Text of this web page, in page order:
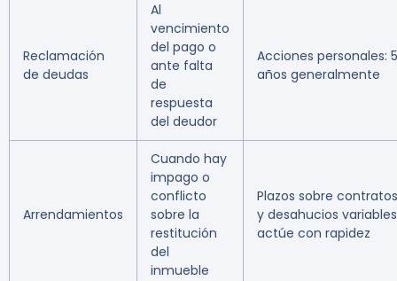
Reclamación
de deudas
Al
vencimiento
del pago o
ante falta
de
respuesta
del deudor
Acciones personales: 5
años generalmente
Arrendamientos
Cuando hay
impago o
conflicto
sobre la
restitución
del
inmueble
Plazos sobre contratos
y desahucios
actúe con rapidez